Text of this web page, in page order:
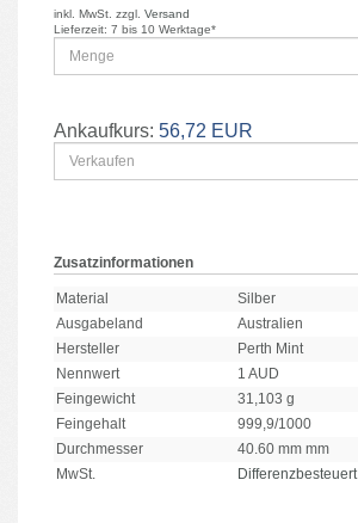
inkl. MwSt. zzgl. Versand
Lieferzeit: 7 bis 10 Werktage*
Ankaufkurs: 56,72 EUR
Zusatzinformationen
Material
Silber
Ausgabeland
Australien
Hersteller
Perth Mint
Nennwert
1 AUD
Feingewicht
31,103 g
Feingehalt
999,9/1000
Durchmesser
40.60 mm mm
MwSt.
Differenzbesteuert